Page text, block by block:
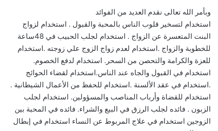
وبأمر الله تعالى نقدم العديد من الفوائد
استخدام لتسخير قلوب الناس بالمحبة والقبول . استخدام لزواج
البنت المتعسرة عن الزواج . استخدام لجلب الحبيب في 48ساعة
للخطوبة والزواج .استخدام لعدم زواج الزوج علي زوجته .استخدام
للعزة والكرامة والتحصن من السحر. استخدام لدفع الخصوم.
استخدام في القبول والجاه عند الناس.استخدام لقضاء الحوائج
.استخدام في عقد الألسنة .استخدام للحفظ من الأعمال الشيطانية .
استخدام للقضاة وأرباب المناصب والمسؤولين. استخدام لجلب
الزبون . فائده لجلب الرزق في البيع والشراء. فائده في المحبة بين
الزوجين استخدام في علاج المربوط عن النساء استخدام في إبطال